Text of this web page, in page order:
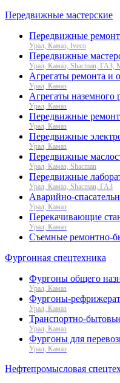
Передвижные мастерские
Передвижные
Урал, Камаз, Iveco
Передвижные
Урал, Камаз, Shacman, ГАЗ,
Агрегаты ремонта и
Урал, Камаз
Агрегаты
Урал, Камаз
Передвижные
Урал, Камаз
Передвижные
Урал, Камаз
Передвижные
Урал, Камаз, Shacman
Передвижные
Урал, Камаз, Shacman, ГАЗ
Аварийно-
Урал, Камаз
Перекачивающие
Урал, Камаз
Съемные ремонтно-
Фургонная спецтехника
Фургоны общего
Урал, Камаз
Фургоны-
Урал, Камаз
Транспортно-
Урал, Камаз
Фургоны для
Урал, Камаз
Нефтепромысловая